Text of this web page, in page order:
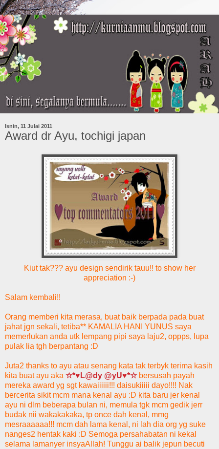
Isnin, 11 Julai 2011
Award dr Ayu, tochigi japan
Kiut tak??? ayu design sendirik tauu!! to show her
appreciation :-)
Salam kembali!!
Orang memberi kita merasa, buat baik berpada pada buat
jahat jgn sekali, tetiba** KAMALIA HANI YUNUS saya
memerlukan anda utk lempang pipi saya laju2, oppps, lupa
pulak lia tgh berpantang :D
Juta2 thanks to ayu atau senang kata tak terbyk terima kasih
kita buat ayu aka ☆*♥L@dy @yU♥*☆bersusah payah
mereka award yg sgt kawaiiiiii!!! daisukiiiii dayo!!!! Nak
bercerita sikit mcm mana kenal ayu :D kita baru jer kenal
ayu ni dlm beberapa bulan ni, memula tgk mcm gedik jerr
budak nii wakakakaka, tp once dah kenal, mmg
mesraaaaaa!!! mcm dah lama kenal, ni lah dia org yg suke
nanges2 hentak kaki :D Semoga persahabatan ni kekal
selama lamanyer insyaAllah! Tunggu ai balik jepun becuti